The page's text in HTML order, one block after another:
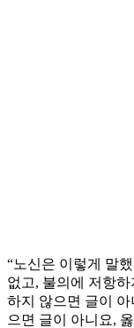
“노신은 이렇게 말
없고, 불의에 저항
하지 않으면 글이
으면 글이 아니요,